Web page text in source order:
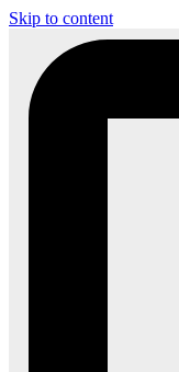
Skip to content